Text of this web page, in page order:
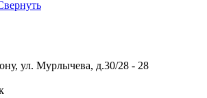
ул. Мурлычева, д.30/28 - 28